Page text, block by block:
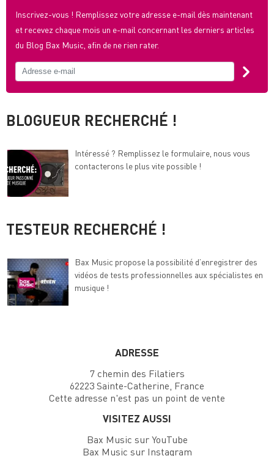
Inscrivez-vous ! Remplissez votre adresse e-mail dès maintenant
et recevez chaque mois un e-mail concernant les derniers articles
du Blog Bax Music, afin de ne rien rater.
BLOGUEUR RECHERCHÉ !
Intéressé ? Remplissez le formulaire, nous vous
contacterons le plus vite possible !
TESTEUR RECHERCHÉ !
Bax Music propose la possibilité d’enregistrer des
vidéos de tests professionnelles aux spécialistes en
musique !
ADRESSE
7 chemin des Filatiers
62223 Sainte-Catherine, France
Cette adresse n'est pas un point de vente
VISITEZ AUSSI
Bax Music sur YouTube
Bax Music sur Instagram